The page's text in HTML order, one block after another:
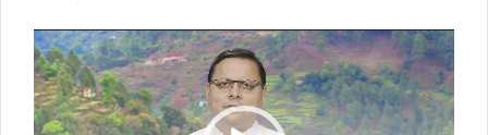
Video
Player